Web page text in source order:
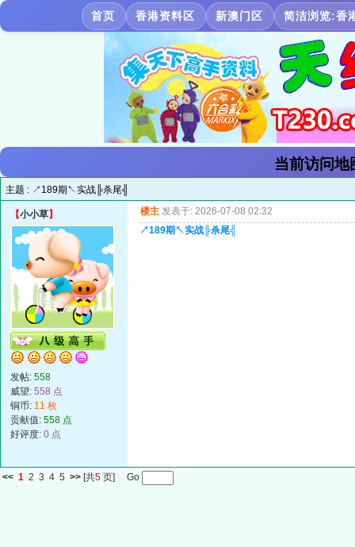
首页 香港资料区 新澳门区 简洁浏览:香
当前访问地
主题 : ↗189期↖实战╠杀尾╣
【小小草】
发帖: 558
威望: 558 点
铜币: 11 枚
贡献值: 558 点
好评度: 0 点
楼主 发表于: 2026-07-08 02:32
↗189期↖实战╠杀尾╣
<< 1 2 3 4 5 >> [共5 页] Go